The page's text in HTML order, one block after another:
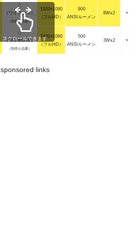
△
（ワイヤレス）
（別売り品要）
1920×1080
（フルHD）
900
ANSIルーメン
8Wx2 ×
△
（ワイヤレス）
（別売り品要）
1920×1080
（フルHD）
500
ANSIルーメン
3Wx2 ×
スクロールできます
sponsored links